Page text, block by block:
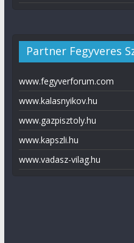
Partner Fegyveres
www.fegyverforum.com
www.kalasnyikov.hu
www.gazpisztoly.hu
www.kapszli.hu
www.vadasz-vilag.hu